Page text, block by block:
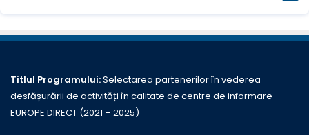
Titlul Programului:Selectarea partenerilor în vederea
desfășurării de activități în calitate de centre de informare
EUROPE DIRECT (2021 – 2025)